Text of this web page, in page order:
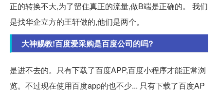
正的转换不大,为了留住真正的流量,做B端是正确的。 我们
是找华企立方的王轩做的,他们是两个。
大神赐教!百度爱采购是百度公司的吗?
是进不去的。只有下载了百度APP,百度小程序才能正常浏
览。不过现在使用百度app的也不少... 只有下载了百度AP